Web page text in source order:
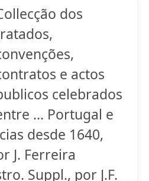
dos
e actos
celebrados
... Portugal e
desde 1640,
J. Ferreira
Suppl., por J.F.